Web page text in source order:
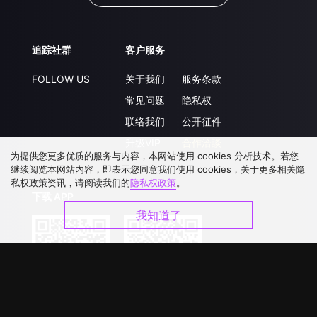
追踪社群
FOLLOW US
客户服务
关于我们
常见问题
联络我们
服务条款
隐私权
公开征件
为提供您更多优质的服务与内容，本网站使用 cookies 分析技术。若您
继续阅览本网站内容，即表示您同意我们使用 cookies，关于更多相关隐
私权政策资讯，请阅读我们的隐私权政策。
我知道了